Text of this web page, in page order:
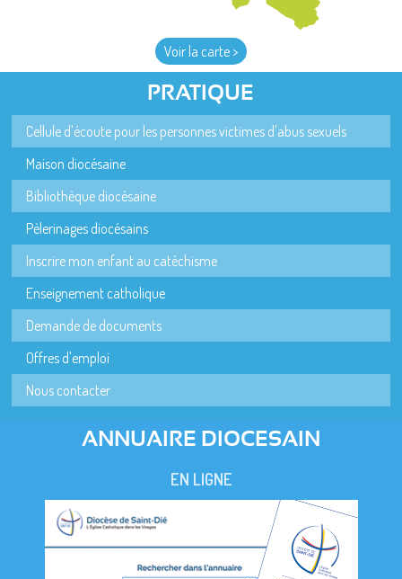
Voir la carte >
PRATIQUE
Cellule d'écoute pour les personnes victimes d'abus sexuels
Maison diocésaine
Bibliothèque diocésaine
Pèlerinages diocésains
Inscrire mon enfant au catéchisme
Enseignement catholique
Demande de documents
Offres d'emploi
Nous contacter
ANNUAIRE DIOCESAIN
EN LIGNE